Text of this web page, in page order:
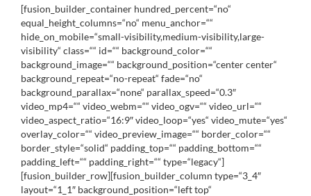
[fusion_builder_container hundred_percent=“no“
equal_height_columns=“no“ menu_anchor=““
hide_on_mobile=“small-visibility,medium-visibility,large-
visibility“ class=““ id=““ background_color=““
background_image=““ background_position=“center center“
background_repeat=“no-repeat“ fade=“no“
background_parallax=“none“ parallax_speed=“0.3″
video_mp4=““ video_webm=““ video_ogv=““ video_url=““
video_aspect_ratio=“16:9″ video_loop=“yes“ video_mute=“yes“
overlay_color=““ video_preview_image=““ border_color=““
border_style=“solid“ padding_top=““ padding_bottom=““
padding_left=““ padding_right=““ type=“legacy“]
[fusion_builder_row][fusion_builder_column type=“3_4″
layout=“1_1″ background_position=“left top“